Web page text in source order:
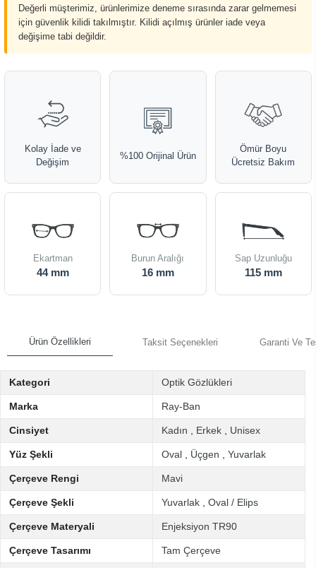
Değerli müşterimiz, ürünlerimize deneme sırasında zarar gelmemesi
için güvenlik kilidi takılmıştır. Kilidi açılmış ürünler iade veya
değişime tabi değildir.
Kolay İade ve
Değişim
%100 Orijinal Ürün
Ömür Boyu
Ücretsiz Bakım
Ekartman
44 mm
Burun Aralığı
16 mm
Sap Uzunluğu
115 mm
Ürün Özellikleri Taksit Seçenekleri Garanti Ve
Kategori Optik Gözlükleri
Marka Ray-Ban
Cinsiyet Kadın Erkek Unisex
Yüz Şekli Oval Üçgen Yuvarlak
Çerçeve Rengi Mavi
Çerçeve Şekli Yuvarlak Oval / Elips
Çerçeve Materyali Enjeksiyon TR90
Çerçeve Tasarımı Tam Çerçeve